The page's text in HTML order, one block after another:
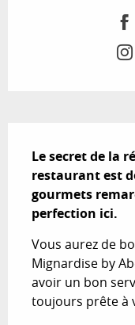
Le secret de la
restaurant est
gourmets
perfection ici.
Vous aurez de
Mignardise by
avoir un bon
toujours prête à